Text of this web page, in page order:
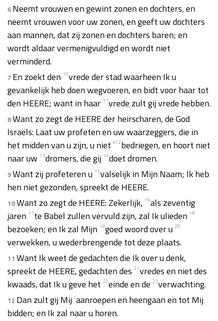
6Neemt vrouwen en gewint zonen en dochters, en
neemt vrouwen voor uw zonen, en geeft uw dochters
aan mannen, dat zij zonen en dochters baren; en
wordt aldaar vermenigvuldigd en wordt niet
verminderd.
7 En zoekt den 10vrede der stad waarheen Ik u
gevankelijk heb doen wegvoeren, en bidt voor haar tot
den HEERE; want in haar 11vrede zult gij vrede hebben.
8Want zo zegt de HEERE der heirscharen, de God
Israëls: Laat uw profeten en uw waarzeggers, die in
het midden van u zijn, u niet b12bedriegen, en hoort niet
naar uw 13dromers, die gij 14doet dromen.
9Want zij profeteren u 15valselijk in Mijn Naam; Ik heb
hen niet gezonden, spreekt de HEERE.
10Want zo zegt de HEERE: Zekerlijk, 16als zeventig
jaren 17te Babel zullen vervuld zijn, zal Ik ulieden 18
bezoeken; en Ik zal Mijn 19goed woord over u 20
verwekken, u wederbrengende tot deze plaats.
11 Want Ik weet de gedachten die Ik over u denk,
spreekt de HEERE, gedachten des 21vredes en niet des
kwaads, dat Ik u geve het 22einde en de 23verwachting.
12 Dan zult gij Mij caanroepen en heengaan en tot Mij
bidden; en Ik zal naar u horen.